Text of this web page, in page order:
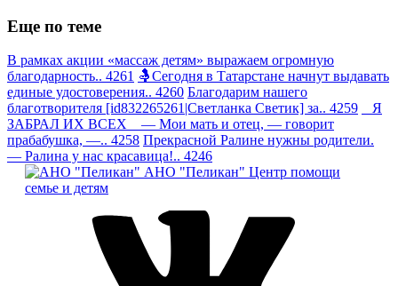
Еще по теме
В рамках акции «массаж детям» выражаем огромную
благодарность.. 4261 🤱Сегодня в Татарстане начнут выдавать
единые удостоверения.. 4260 Благодарим нашего
благотворителя [id832265261|Светланка Светик] за.. 4259
Я
ЗАБРАЛ ИХ ВСЕХ — Мои мать и отец, — говорит
прабабушка, —.. 4258 Прекрасной Ралине нужны родители.
— Ралина у нас красавица!.. 4246
АНО "Пеликан" Центр помощи
семье и детям